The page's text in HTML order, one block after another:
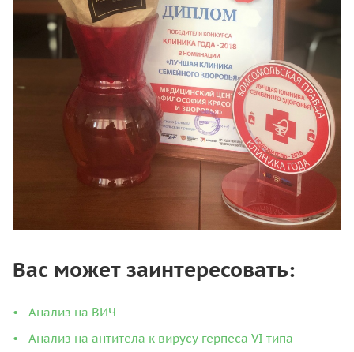
Вас может заинтересовать:
Анализ на ВИЧ
Анализ на антитела к вирусу герпеса VI типа